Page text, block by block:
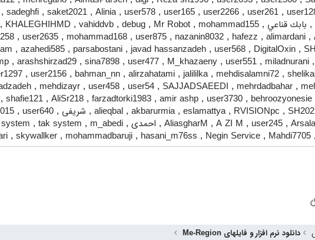
,
user261
,
user2266
,
user165
,
user578
,
Alinia
,
saket2021
,
sadeghfi
,
, بابك قناعي ,
mohammad155
,
Mr Robot
,
debug
,
vahiddvb
,
KHALEGHIHMD
,
,
alimardani
,
hafezz
,
nazanin8032
,
user875
,
mohammad168
,
user2635
,
,
DigitalOxin
,
user568
,
javad hassanzadeh
,
parsabostani
,
azahedi585
,
,
miladnurani
,
user551
,
M_khazaeny
,
user477
,
sina7898
,
arashshirzad29
,
,
mehdisalamni72
,
jalililka
,
alirzahatami
,
bahman_nn
,
user2156
,
,
mehrdadbahar
,
SAJJADSAEEDI
,
user54
,
user458
,
mehdizayr
,
behroozyonesie
,
user3730
,
amir ashp
,
farzadtorki1983
,
AliSr218
,
shafie121
,
,
RVISIONpc
,
eslamattya
,
akbarurmia
,
alieqbal
, شریفی ,
user640
,
,
user245
,
A ZI M
,
AliasgharM
, احمدی ,
m_abedi
,
tak system
,
,
Mahdi7705
,
Negin Service
,
hasani_m76ss
,
mohammadbaruji
,
skywallker
,
دانلود نرم افزار و فایلهای Me-Region